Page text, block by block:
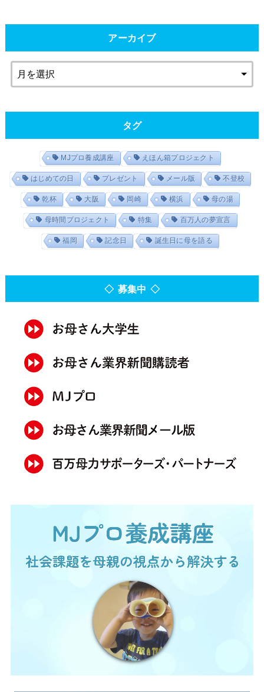
アーカイブ
タグ
MJプロ養成講座 えほん箱プロジェクト
はじめての日 プレゼント メール版 不登校
乾杯 大阪 岡崎 横浜 母の湯
母時間プロジェクト 特集 百万人の夢宣言
福岡 記念日 誕生日に母を語る
◇ 募集中 ◇